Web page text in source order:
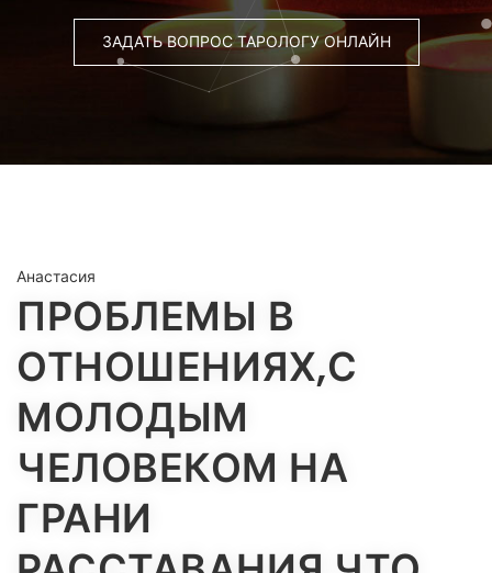
ЗАДАТЬ ВОПРОС ТАРОЛОГУ ОНЛАЙН
Анастасия
ПРОБЛЕМЫ В
ОТНОШЕНИЯХ,С
МОЛОДЫМ
ЧЕЛОВЕКОМ НА
ГРАНИ